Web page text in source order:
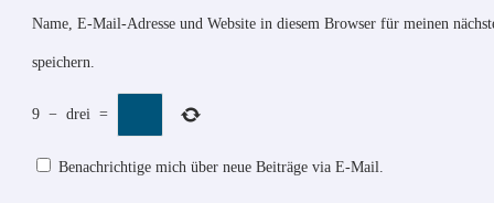
Name, E-Mail-Adresse und Website in diesem Browser für meinen
speichern.
9 − drei =
Benachrichtige mich über neue Beiträge via E-Mail.